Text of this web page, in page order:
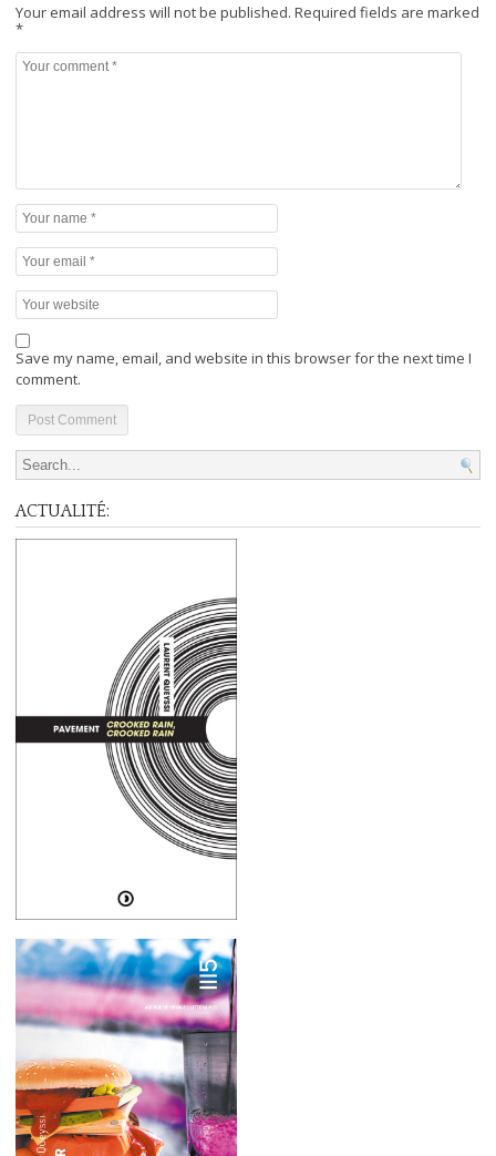
Your email address will not be published. Required fields are marked
*
Save my name, email, and website in this browser for the next time I
comment.
Search for:
ACTUALITÉ: